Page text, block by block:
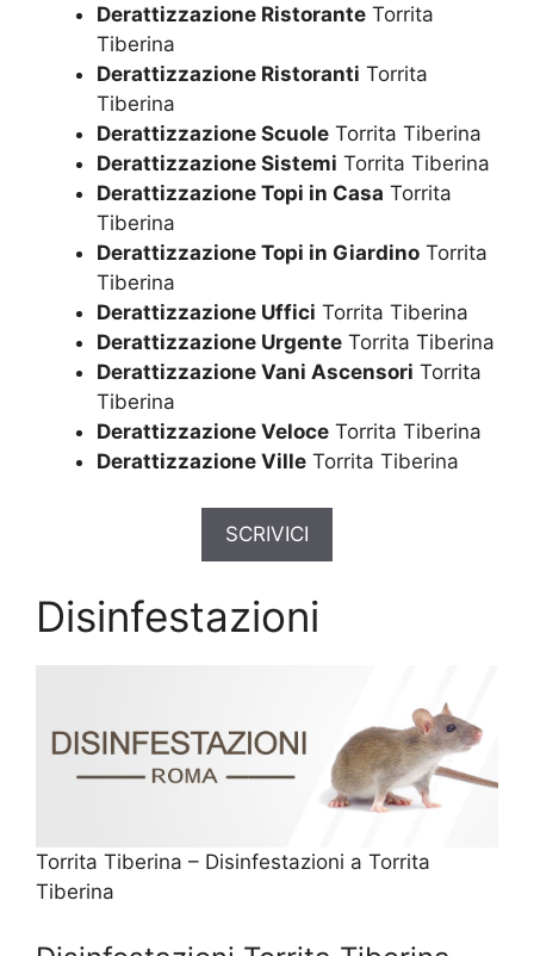
Derattizzazione Ristorante Torrita
Tiberina
Derattizzazione Ristoranti Torrita
Tiberina
Derattizzazione Scuole Torrita Tiberina
Derattizzazione Sistemi Torrita Tiberina
Derattizzazione Topi in Casa Torrita
Tiberina
Derattizzazione Topi in Giardino Torrita
Tiberina
Derattizzazione Uffici Torrita Tiberina
Derattizzazione Urgente Torrita Tiberina
Derattizzazione Vani Ascensori Torrita
Tiberina
Derattizzazione Veloce Torrita Tiberina
Derattizzazione Ville Torrita Tiberina
SCRIVICI
Disinfestazioni
Torrita Tiberina – Disinfestazioni a Torrita
Tiberina